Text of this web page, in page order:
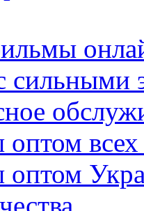
сильными
оптом
оптом